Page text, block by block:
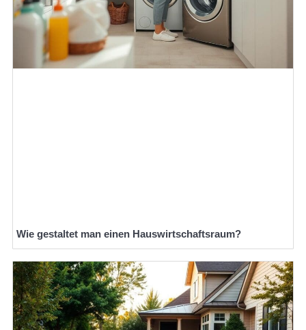
Wie gestaltet man einen Hauswirtschaftsraum?